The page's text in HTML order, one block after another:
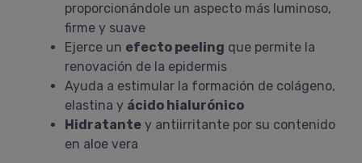
proporcionándole un aspecto más luminoso,
firme y suave
Ejerce un efecto peeling que permite la
renovación de la epidermis
Ayuda a estimular la formación de colágeno,
elastina y ácido hialurónico
Hidratante y antiirritante por su contenido
en aloe vera